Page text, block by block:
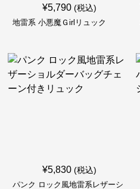
¥5,790 (税込)
地雷系 小悪魔Ｇirlリュック
¥5,830 (税込)
パンク ロック風地雷系レザーシ